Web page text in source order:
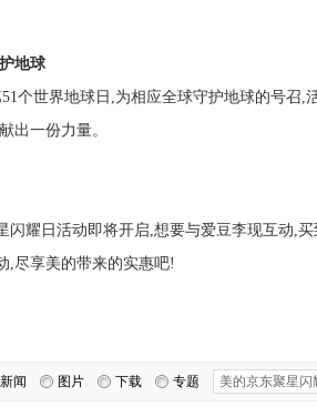
地球
世界地球日,为相应全球守护地球的号召,
出一份力量。
耀日活动即将开启,想要与爱豆李现互动,买
享美的带来的实惠吧!
新闻 图片 下载 专题